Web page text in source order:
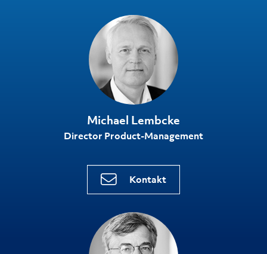
Michael Lembcke
Director Product-Management
Kontakt